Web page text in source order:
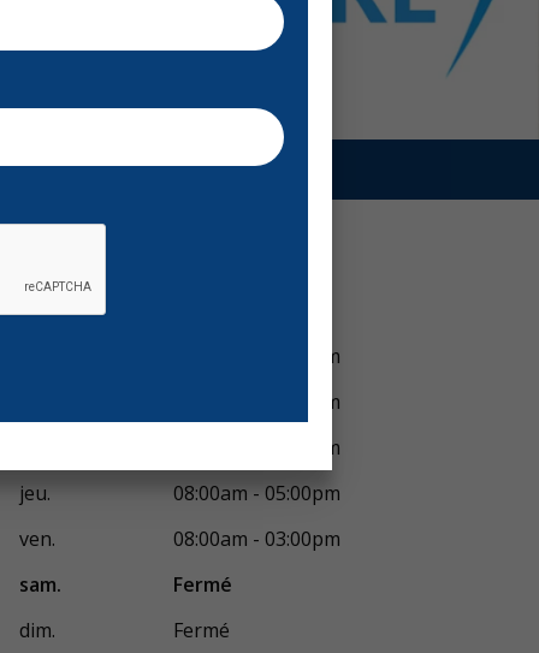
Voir horaires
08:00am - 06:00pm
08:00am - 05:00pm
08:00am - 05:00pm
jeu.
08:00am - 05:00pm
ven.
08:00am - 03:00pm
sam.
Fermé
dim.
Fermé